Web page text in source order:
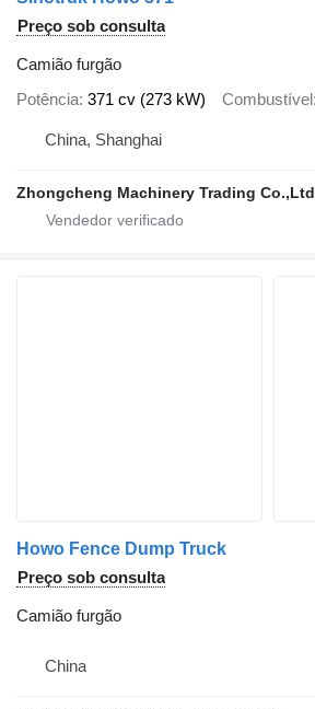
Preço sob consulta
Camião furgão
Potência 371 cv (273 kW) Combustível
China, Shanghai
Zhongcheng Machinery Trading Co.,Ltd
Howo Fence Dump Truck
Preço sob consulta
Camião furgão
China